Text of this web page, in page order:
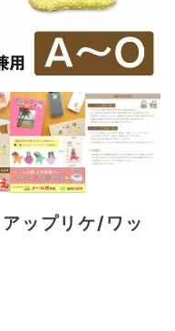
ップリケ/ワッ